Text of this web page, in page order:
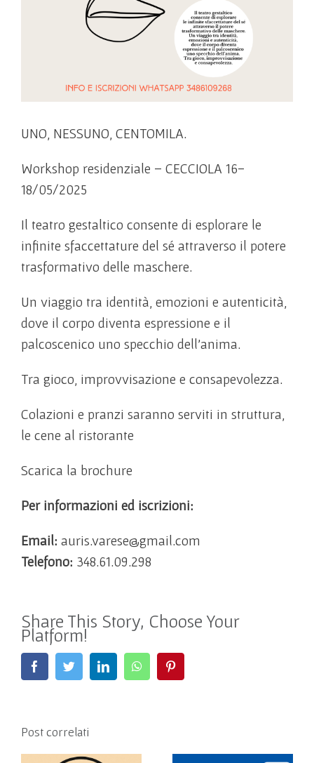
UNO, NESSUNO, CENTOMILA.
Workshop residenziale – CECCIOLA 16-
18/05/2025
Il teatro gestaltico consente di esplorare le
infinite sfaccettature del sé attraverso il potere
trasformativo delle maschere.
Un viaggio tra identità, emozioni e autenticità,
dove il corpo diventa espressione e il
palcoscenico uno specchio dell’anima.
Tra gioco, improvvisazione e consapevolezza.
Colazioni e pranzi saranno serviti in struttura,
le cene al ristorante
Scarica la brochure
Per informazioni ed iscrizioni:
Email: auris.varese@gmail.com
Telefono: 348.61.09.298
Share This Story, Choose Your
Platform!
FacebookTwitterLinkedInWhatsApp
Post correlati